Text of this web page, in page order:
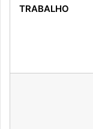
TRABALHO